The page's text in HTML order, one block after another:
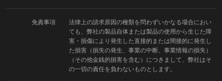
免責事項
法律上の請求原因の種類を問わずいかなる場合におい
ても、弊社の製品自体または製品の使用から生じた障
害・損傷により発生した直接的または間接的に発生し
た損害（損失の発生、事業の中断、事業情報の損失）
（その他金銭的損害を含む）につきまして、弊社はそ
の一切の責任を負わないものとします。